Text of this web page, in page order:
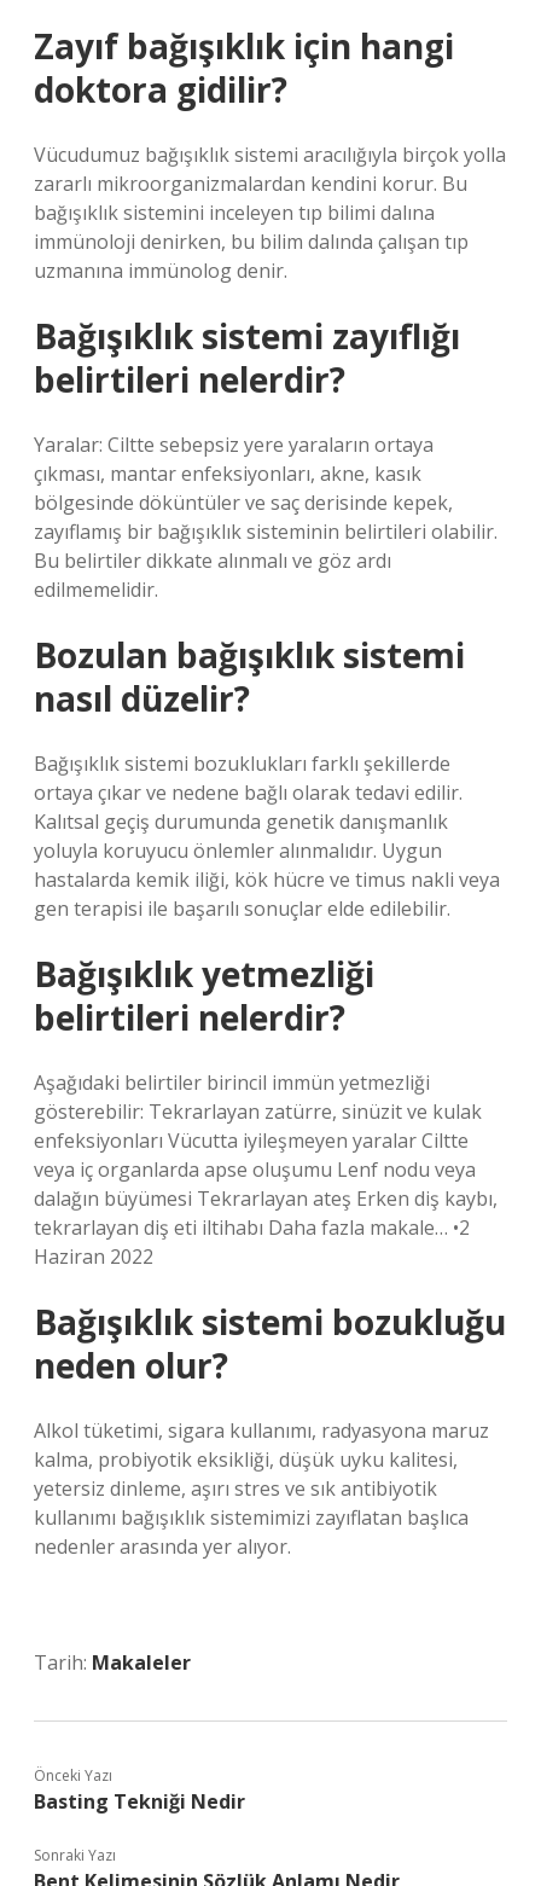
Zayıf bağışıklık için hangi
doktora gidilir?
Vücudumuz bağışıklık sistemi aracılığıyla birçok yolla
zararlı mikroorganizmalardan kendini korur. Bu
bağışıklık sistemini inceleyen tıp bilimi dalına
immünoloji denirken, bu bilim dalında çalışan tıp
uzmanına immünolog denir.
Bağışıklık sistemi zayıflığı
belirtileri nelerdir?
Yaralar: Ciltte sebepsiz yere yaraların ortaya
çıkması, mantar enfeksiyonları, akne, kasık
bölgesinde döküntüler ve saç derisinde kepek,
zayıflamış bir bağışıklık sisteminin belirtileri olabilir.
Bu belirtiler dikkate alınmalı ve göz ardı
edilmemelidir.
Bozulan bağışıklık sistemi
nasıl düzelir?
Bağışıklık sistemi bozuklukları farklı şekillerde
ortaya çıkar ve nedene bağlı olarak tedavi edilir.
Kalıtsal geçiş durumunda genetik danışmanlık
yoluyla koruyucu önlemler alınmalıdır. Uygun
hastalarda kemik iliği, kök hücre ve timus nakli veya
gen terapisi ile başarılı sonuçlar elde edilebilir.
Bağışıklık yetmezliği
belirtileri nelerdir?
Aşağıdaki belirtiler birincil immün yetmezliği
gösterebilir: Tekrarlayan zatürre, sinüzit ve kulak
enfeksiyonları Vücutta iyileşmeyen yaralar Ciltte
veya iç organlarda apse oluşumu Lenf nodu veya
dalağın büyümesi Tekrarlayan ateş Erken diş kaybı,
tekrarlayan diş eti iltihabı Daha fazla makale… •2
Haziran 2022
Bağışıklık sistemi bozukluğu
neden olur?
Alkol tüketimi, sigara kullanımı, radyasyona maruz
kalma, probiyotik eksikliği, düşük uyku kalitesi,
yetersiz dinleme, aşırı stres ve sık antibiyotik
kullanımı bağışıklık sistemimizi zayıflatan başlıca
nedenler arasında yer alıyor.
Tarih: Makaleler
Önceki Yazı
Basting Tekniği Nedir
Sonraki Yazı